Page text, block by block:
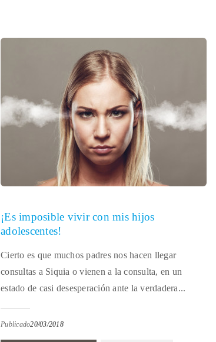
¡Es imposible vivir con mis hijos
adolescentes!
Cierto es que muchos padres nos hacen llegar
consultas a Siquia o vienen a la consulta, en un
estado de casi desesperación ante la verdadera...
Publicado20/03/2018